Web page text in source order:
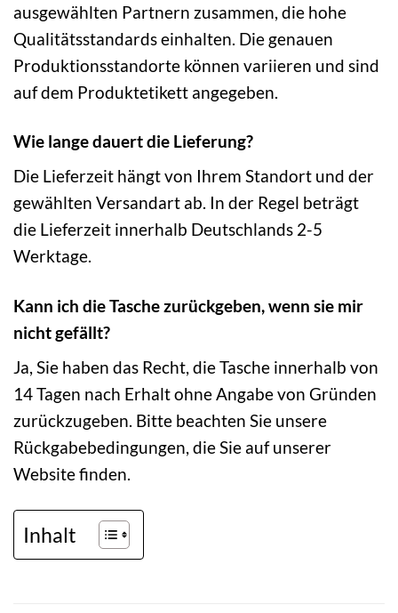
ausgewählten Partnern zusammen, die hohe
Qualitätsstandards einhalten. Die genauen
Produktionsstandorte können variieren und sind
auf dem Produktetikett angegeben.
Wie lange dauert die Lieferung?
Die Lieferzeit hängt von Ihrem Standort und der
gewählten Versandart ab. In der Regel beträgt
die Lieferzeit innerhalb Deutschlands 2-5
Werktage.
Kann ich die Tasche zurückgeben, wenn sie mir
nicht gefällt?
Ja, Sie haben das Recht, die Tasche innerhalb von
14 Tagen nach Erhalt ohne Angabe von Gründen
zurückzugeben. Bitte beachten Sie unsere
Rückgabebedingungen, die Sie auf unserer
Website finden.
Inhalt